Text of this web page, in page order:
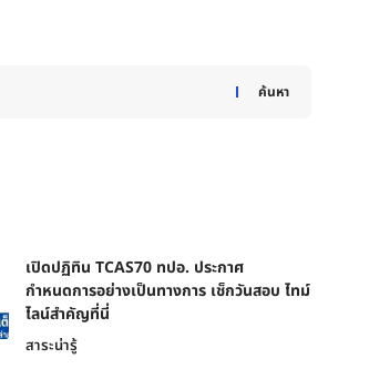
ค้นหา
results are available use up and
เปิดปฏิทิน TCAS70 ทปอ. ประกาศ
กำหนดการอย่างเป็นทางการ เช็กวันสอบ ไทม์
ไลน์สำคัญที่นี่
สาระน่ารู้